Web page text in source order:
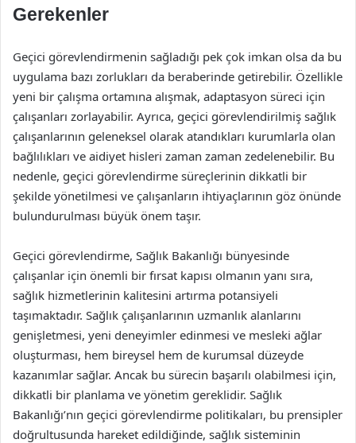
Gerekenler
Geçici görevlendirmenin sağladığı pek çok imkan olsa da bu
uygulama bazı zorlukları da beraberinde getirebilir. Özellikle
yeni bir çalışma ortamına alışmak, adaptasyon süreci için
çalışanları zorlayabilir. Ayrıca, geçici görevlendirilmiş sağlık
çalışanlarının geleneksel olarak atandıkları kurumlarla olan
bağlılıkları ve aidiyet hisleri zaman zaman zedelenebilir. Bu
nedenle, geçici görevlendirme süreçlerinin dikkatli bir
şekilde yönetilmesi ve çalışanların ihtiyaçlarının göz önünde
bulundurulması büyük önem taşır.
Geçici görevlendirme, Sağlık Bakanlığı bünyesinde
çalışanlar için önemli bir fırsat kapısı olmanın yanı sıra,
sağlık hizmetlerinin kalitesini artırma potansiyeli
taşımaktadır. Sağlık çalışanlarının uzmanlık alanlarını
genişletmesi, yeni deneyimler edinmesi ve mesleki ağlar
oluşturması, hem bireysel hem de kurumsal düzeyde
kazanımlar sağlar. Ancak bu sürecin başarılı olabilmesi için,
dikkatli bir planlama ve yönetim gereklidir. Sağlık
Bakanlığı’nın geçici görevlendirme politikaları, bu prensipler
doğrultusunda hareket edildiğinde, sağlık sisteminin